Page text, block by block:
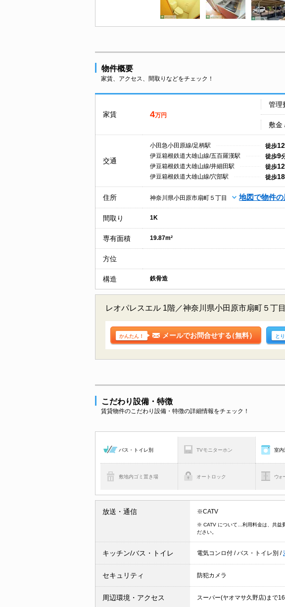
物件概要
家賃、アクセス、間取りなどをチェック！
家賃 4万円
管理
敷金
交通
小田急小田原線/足柄駅 徒歩12
伊豆箱根鉄道大雄山線/五百羅漢駅
徒歩9
伊豆箱根鉄道大雄山線/井細田駅
徒歩12
伊豆箱根鉄道大雄山線/穴部駅
徒歩18
住所 神奈川県小田原市扇町５丁目 地図で物件の
間取り 1K
専有面積 19.87m²
方位
構造 鉄骨造
レオパレスエル 1階／神奈川県小田原市扇町５丁
かんたん！ メールでお問合せする（無料） と
こだわり設備・特徴
賃貸物件のこだわり設備・特徴の詳細情報をチェック！
バス・トイレ別 TVモニターホン 室内
敷地内ゴミ置き場 オートロック ウォ
放送・通信 ※CATV
※ CATV について…利用料金は、共益
ださい。
キッチン/バス・トイレ 電気コンロ付 /バス・トイレ別 /
セキュリティ 防犯カメラ
周辺環境・アクセス スーパー(ヤオマサ久野店)まで